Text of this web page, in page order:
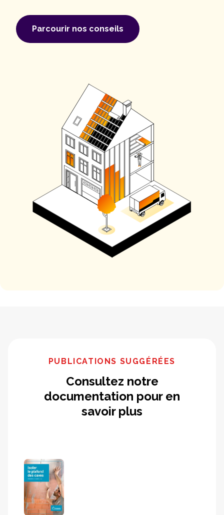
Parcourir nos conseils
PUBLICATIONS SUGGÉRÉES
Consultez notre
documentation pour en
savoir plus